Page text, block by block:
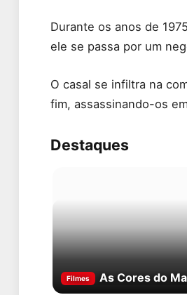
Durante os anos de
ele se passa por um
O casal se infiltra na
fim, assassinando-os
Destaques
Filmes As Cores do